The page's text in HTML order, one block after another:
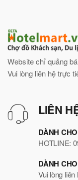
Website chỉ quảng
Vui lòng liên hệ trực
LIÊN
DÀNH
HOTLINE:
DÀNH
Vui lòng